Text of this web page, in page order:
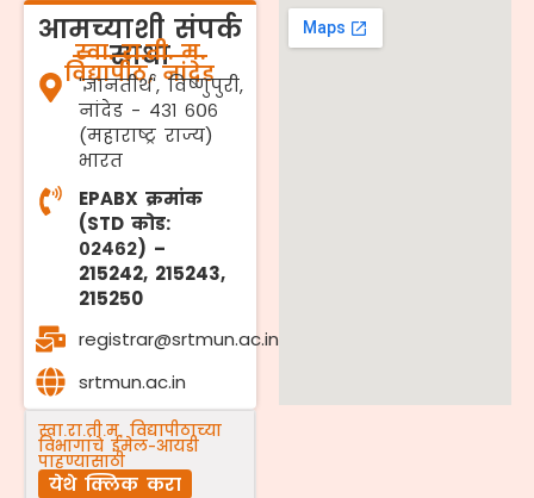
आमच्याशी संपर्क
साधा
स्वा. रा.ती. म.
विद्यापीठ, नांदेड
'ज्ञानतीर्थ', विष्णुपुरी,
नांदेड - ४३१ ६०६
(महाराष्ट्र राज्य)
भारत
EPABX क्रमांक
(STD कोड:
०२४६२) –
215242, 215243,
215250
registrar@srtmun.ac.in
srtmun.ac.in
स्वा.रा.ती.म. विद्यापीठाच्या
विभागांचे ईमेल-आयडी
पाहण्यासाठी
येथे क्लिक करा